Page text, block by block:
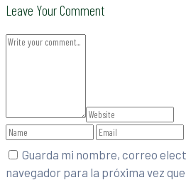
Leave Your Comment
Guarda mi nombre, correo
navegador para la próxima vez